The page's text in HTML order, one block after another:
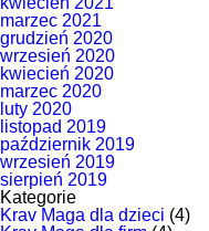
marzec 2021
grudzień 2020
wrzesień 2020
kwiecień 2020
marzec 2020
luty 2020
listopad 2019
październik 2019
wrzesień 2019
sierpień 2019
Kategorie
Krav Maga dla dzieci (4)